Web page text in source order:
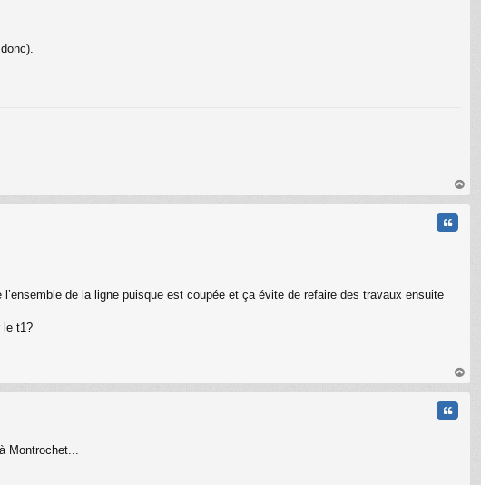
au
de la ligne puisque est coupée et ça évite de refaire des travaux ensuite
le t1?
au
Montrochet...